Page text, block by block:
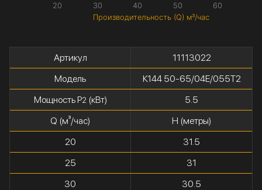
Производительность (Q) м³/час
20 30 40 50 60
Артикул
11113022
Модель
К144 50-65/04Е/055Т2
Мощность P2 (кВт)
5.5
Q (м³/час)
H (метры)
20
31.5
25
31
30
30.5